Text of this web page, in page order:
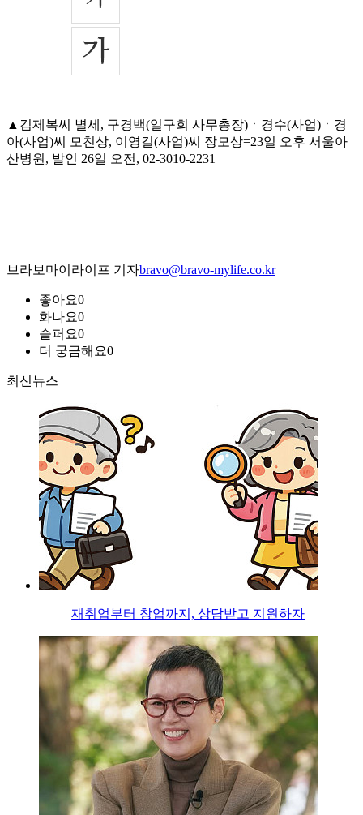
▲김제복씨 별세, 구경백(일구회 사무총장)ㆍ경수(사업)ㆍ경
아(사업)씨 모친상, 이영길(사업)씨 장모상=23일 오후 서울아
산병원, 발인 26일 오전, 02-3010-2231
브라보마이라이프 기자bravo@bravo-mylife.co.kr
좋아요0
화나요0
슬퍼요0
더 궁금해요0
최신뉴스
재취업부터 창업까지, 상담받고 지원하자